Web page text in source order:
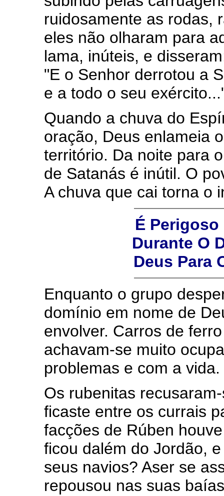
ruidosamente as rodas,
eles não olharam para
lama, inúteis, e
"E o Senhor derrotou a
e a todo o seu
Quando a chuva do
oração, Deus enlameia
território. Da noite para
de Satanás é inútil. O
A chuva que cai torna o
É
Durante O
Deus Para
Enquanto o grupo
domínio em nome de
envolver. Carros de
achavam-se muito
problemas e com a vida.
Os rubenitas
ficaste entre os currais
facções de Rúben
ficou dalém do Jordão,
seus navios? Aser se
repousou nas suas